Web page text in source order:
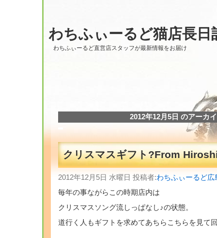
わちふぃーるど猫店長日
わちふぃーるど直営店スタッフが最新情報をお届け
2012年12月5日 のアーカ
クリスマスギフト?From
2012年12月5日 水曜日 投稿者:わちふぃーるど
毎年の事ながらこの時期店内は
クリスマスソング流しっぱなし♪の状態。
道行く人もギフトを求めてあちらこちらを見て